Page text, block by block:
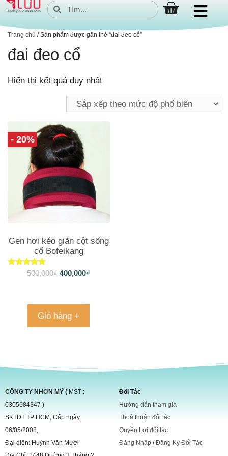
Trang chủ / Sản phẩm được gắn thẻ “đai đeo cổ”
đai đeo cổ
Hiển thị kết quả duy nhất
- 20%
Gen hơi kéo giãn cột sống
cổ Bofeikang
Được xếp
500,000₫ 400,000₫
Giỏ hàng +
CÔNG TY NHƠN MỸ ( MST :
0305684347 )
SKTĐT TP HCM, Cấp ngày
06/05/2008,
Đại diện: Huỳnh Văn Mười
Đối Tác
Hướng dẫn tham gia
Thoả thuận đối tác
Quyền Lợi đối tác
Đăng Nhập /Đăng Ký Đối Tác